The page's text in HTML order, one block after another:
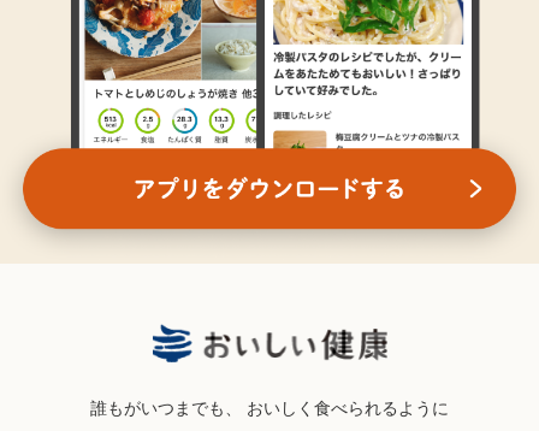
誰もがいつまでも、 おいしく食べられるように